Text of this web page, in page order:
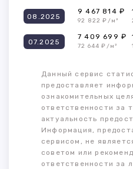
08.2025
9 467 814 ₽
92 822 ₽/м²
07.2025
7 409 699 ₽
72 644 ₽/м²
Данный сервис
предоставляет
ознакомительных
ответственности за
актуальность
Информация,
сервисом, не
советом или
ответственности за